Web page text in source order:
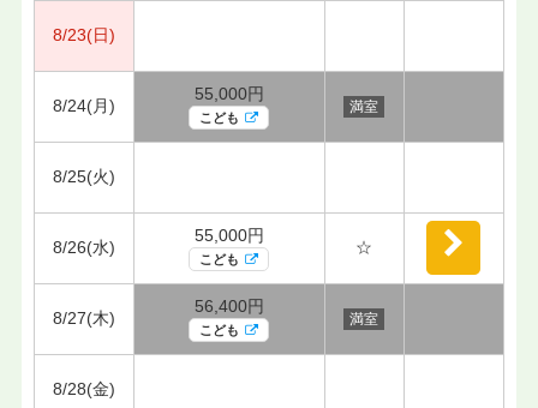
8/23(日)
8/24(月)
55,000円
こども
満室
8/25(火)
8/26(水)
55,000円
こども
☆
8/27(木)
56,400円
こども
満室
8/28(金)